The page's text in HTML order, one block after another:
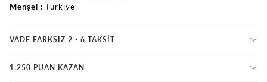
Menşei Türkiye
VADE FARKSIZ 2 - 6 TAKSIT
1.250 PUAN KAZAN